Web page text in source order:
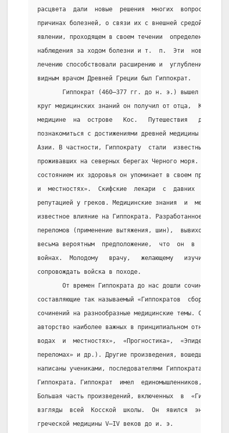
расцвета  дали  новые  решения  многих  вопросов
причинах болезней, о связи их с внешней средой, о
явлении, проходящем в своем течении  определенные
наблюдения за ходом болезни и т.  п.  Эти  новые
лечению способствовали расширению и  углублению
видным врачом Древней Греции был Гиппократ.
Гиппократ (460—377 гг. до н. э.) вышел из
круг медицинских знаний он получил от отца,  Кроме
медицине  на  острове   Кос.   Путешествия   дали
познакомиться с достижениями древней медицины
Азии. В частности, Гиппократу  стали  известны
проживавших на северных берегах Черного моря. Об
состоянием их здоровья он упоминает в своем
и  местностях».  Скифские  лекари  с  давних  времен
репутацией у греков. Медицинские знания  и  методы
известное влияние на Гиппократа. Разработанное
переломов (применение вытяжения, шин),  вывихов,
весьма вероятным  предположение,  что  он  в
войнах.  Молодому   врачу,   желающему   изучить
сопровождать войска в походе.
От времен Гиппократа до нас дошли сочинения
составляющие так называемый «Гиппократов  сборник»,
сочинений на разнообразные медицинские темы. Самому
авторство наиболее важных в принципиальном
водах  и  местностях»,  «Прогностика»,  «Эпидемии»,
переломах» и др.). Другие произведения, вошедшие  в
написаны учениками, последователями Гиппократа, в
Гиппократа. Гиппократ  имел  единомышленников,
Большая часть произведений, включенных  в
взгляды  всей  Косской  школы.  Он  явился
греческой медицины V—IV веков до и. э.